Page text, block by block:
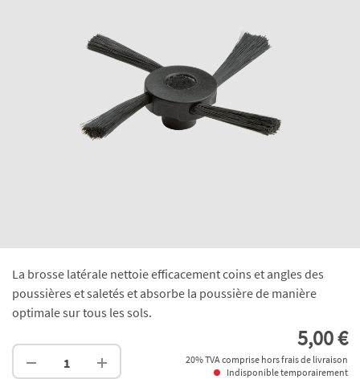
La brosse latérale nettoie efficacement coins et angles des
poussières et saletés et absorbe la poussière de manière
optimale sur tous les sols.
5,00 €
20% TVA comprise hors frais de livraison
Indisponible temporairement